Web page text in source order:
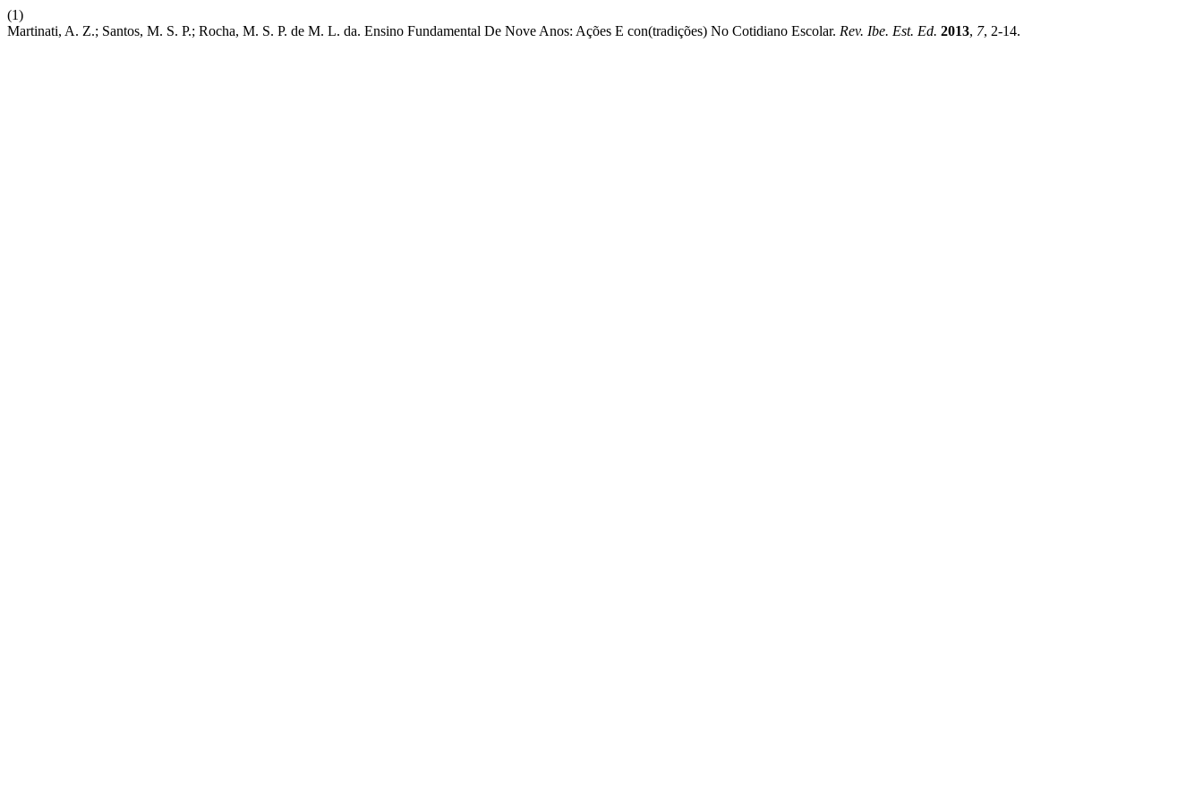
(1)
Martinati, A. Z.; Santos, M. S. P.; Rocha, M. S. P. de M. L. da. Ensino Fundamental De Nove Anos: Ações E con(tradições) No Cotidiano Escolar. Rev. Ibe. Est. Ed. 2013, 7, 2-14.